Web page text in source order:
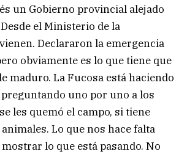
un Gobierno provincial alejado
el Ministerio de la
Declararon la emergencia
obviamente es lo que tiene que
maduro. La Fucosa está haciendo
uno por uno a los
les quemó el campo, si tiene
Lo que nos hace falta
lo que está pasando. No